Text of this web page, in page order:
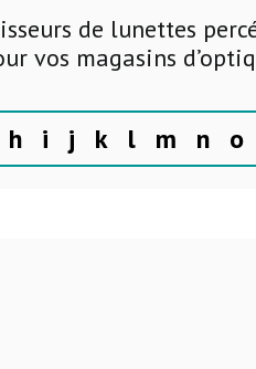
de lunettes
vos magasins
h i j k l m n o